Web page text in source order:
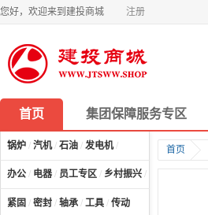
您好，欢迎来到建投商城 注册
首页 集团保障服务专区
锅炉 / 汽机/ 石油 / 发电机/
办公 / 电器 / 员工专区 / 乡村振兴 /
紧固 / 密封 / 轴承 / 工具 / 传动
首页